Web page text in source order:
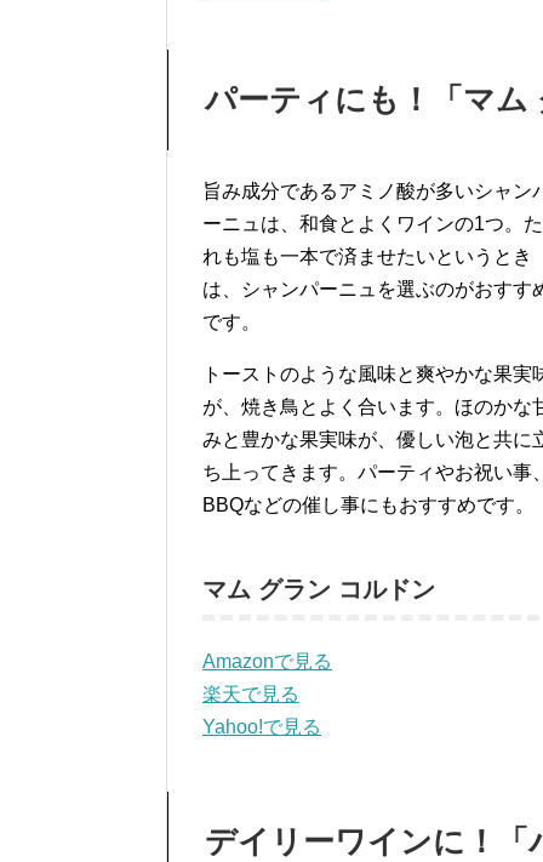
パーティにも！「マム
旨み成分であるアミノ酸が多いシャン
ーニュは、和食とよくワインの1つ。た
れも塩も一本で済ませたいというとき
は、シャンパーニュを選ぶのがおすす
です。
トーストのような風味と爽やかな果実
が、焼き鳥とよく合います。ほのかな
みと豊かな果実味が、優しい泡と共に
ち上ってきます。パーティやお祝い事、
BBQなどの催し事にもおすすめです。
マム グラン コルドン
Amazonで見る
楽天で見る
Yahoo!で見る
デイリーワインに！「